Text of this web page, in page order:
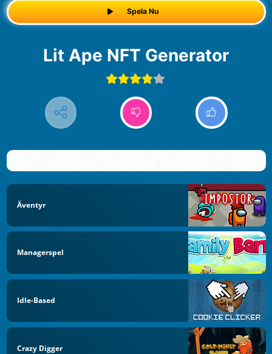
Spela Nu
Lit Ape NFT Generator
Äventyr
Managerspel
Idle-Based
Crazy Digger